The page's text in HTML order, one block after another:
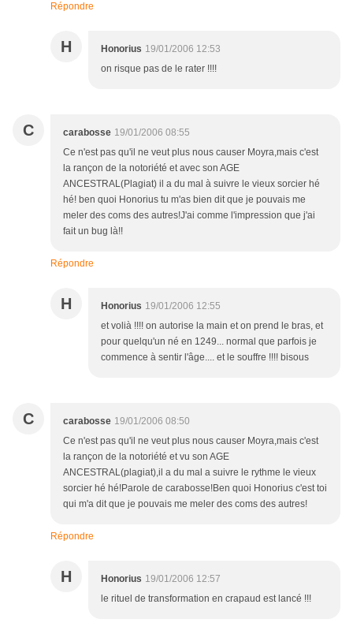
Répondre
H Honorius 19/01/2006 12:53
on risque pas de le rater !!!!
C carabosse 19/01/2006 08:55
Ce n'est pas qu'il ne veut plus nous causer Moyra,mais c'est
la rançon de la notoriété et avec son AGE
ANCESTRAL(Plagiat) il a du mal à suivre le vieux sorcier hé
hé! ben quoi Honorius tu m'as bien dit que je pouvais me
meler des coms des autres!J'ai comme l'impression que j'ai
fait un bug là!!
Répondre
H Honorius 19/01/2006 12:55
et volià !!!! on autorise la main et on prend le bras, et
pour quelqu'un né en 1249... normal que parfois je
commence à sentir l'âge.... et le souffre !!!! bisous
C carabosse 19/01/2006 08:50
Ce n'est pas qu'il ne veut plus nous causer Moyra,mais c'est
la rançon de la notoriété et vu son AGE
ANCESTRAL(plagiat),il a du mal a suivre le rythme le vieux
sorcier hé hé!Parole de carabosse!Ben quoi Honorius c'est toi
qui m'a dit que je pouvais me meler des coms des autres!
Répondre
H Honorius 19/01/2006 12:57
le rituel de transformation en crapaud est lancé !!!